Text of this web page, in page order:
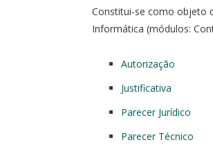
Constitui-se como objeto
Informática (módulos:
Autorização
Justificativa
Parecer Jurídico
Parecer Técnico